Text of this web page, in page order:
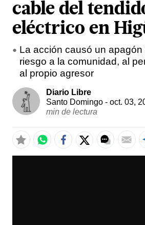
cable del
eléctrico en
La acción causó un apagón
riesgo a la comunidad, al
al propio agresor
Diario Libre
Santo Domingo - oct. 03,
min de lectura